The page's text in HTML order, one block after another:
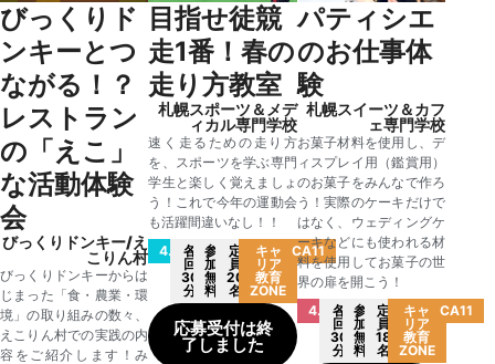
びっくりド
ンキーとつ
ながる！？
レストラン
の「えこ」
な活動体験
会
びっくりドンキー/え
こりん村
びっくりドンキーからは
じまった「食・農業・環
境」の取り組みの数々、
えこりん村での実践の内
容をご紹介します！み
目指せ徒競
走1番！春の
走り方教室
札幌スポーツ＆メデ
ィカル専門学校
速く走るための走り方
を、スポーツを学ぶ専門
学生と楽しく覚えましょ
う！これで今年の運動会
も活躍間違いなし！！
4.15(土)
各
回
30
分
参
加
無
料
定
員
20
名
キャ
リア
教育
ZONE
CA11
応募受付は終
了しました
パティシエ
のお仕事体
験
札幌スイーツ＆カフ
ェ専門学校
お菓子材料を使用し、デ
ィスプレイ用（鑑賞用）
のお菓子をみんなで作ろ
う！実際のケーキだけで
はなく、ウェディングケ
ーキなどにも使われる材
料を使用してお菓子の世
界の扉を開こう！
4.16(日)
各
回
30
分
参
加
無
料
定
員
18
名
キャ
リア
教育
ZONE
CA11